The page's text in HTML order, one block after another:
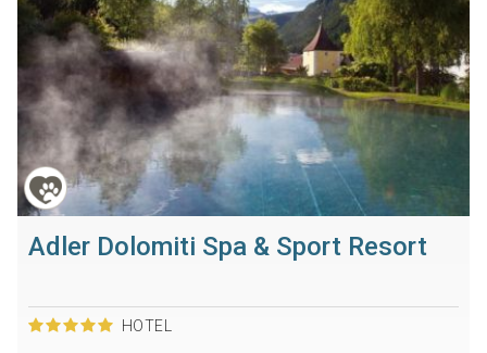
Adler Dolomiti Spa & Sport Resort
HOTEL